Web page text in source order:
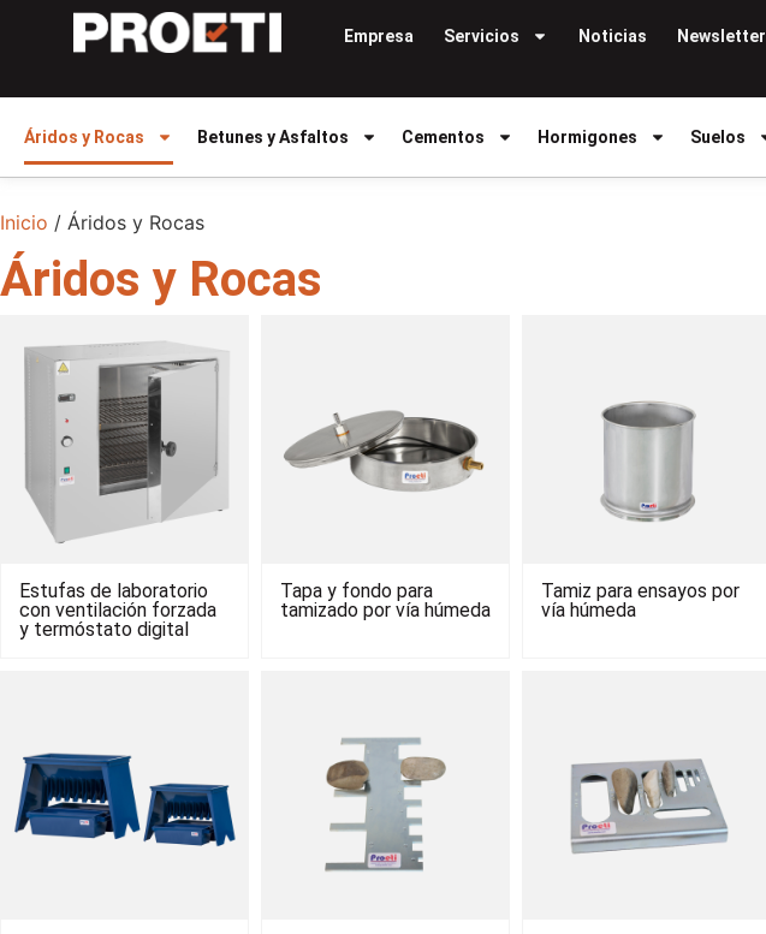
Empresa Servicios Noticias Newsletter
Áridos y Rocas Betunes y Asfaltos Cementos Hormigones Suelos
Inicio / Áridos y Rocas
Áridos y Rocas
Estufas de laboratorio
con ventilación forzada
y termóstato digital
Tapa y fondo para
tamizado por vía húmeda
Tamiz para ensayos por
vía húmeda